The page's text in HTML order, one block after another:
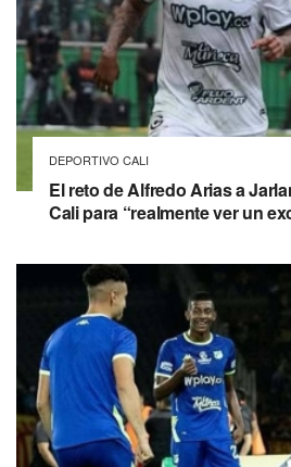
DEPORTIVO CALI
El reto de Alfredo Arias a
Cali para “realmente ver un